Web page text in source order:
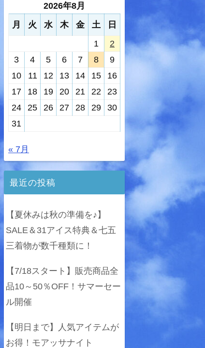
2026年8月
月
火 水 木 金 土
日
1
2
3
4 5 6 7 8
9
10
11 12 13 14 15
16
17
18 19 20 21 22
23
24
25 26 27 28 29
30
31
« 7月
最近の投稿
【夏休みは秋の準備を♪】
SALE＆31アイス特典＆七五
三着物が数千種類に！
【7/18スタート】販売商品全
品10～50％OFF！サマーセー
ル開催
【明日まで】人気アイテムが
お得！モアッサナイト